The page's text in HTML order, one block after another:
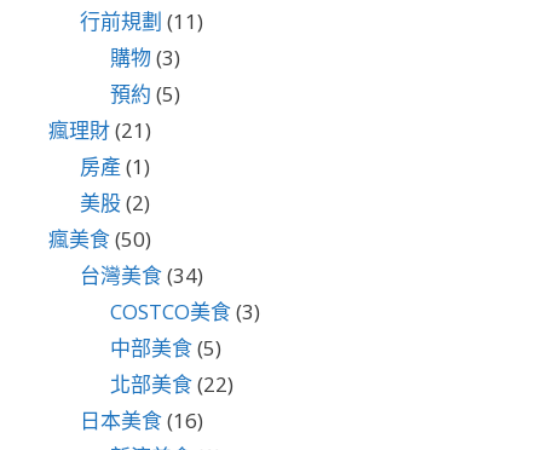
行前規劃 (11)
購物(3)
預約 (5)
瘋理財(21)
房產 (1)
美股(2)
瘋美食(50)
台灣美食(34)
COSTCO美食(3)
中部美食(5)
北部美食(22)
日本美食(16)